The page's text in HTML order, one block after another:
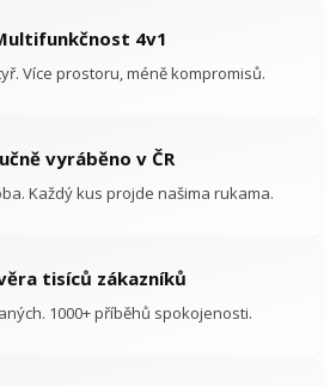
4v1
Více prostoru, méně kompromisů.
vyráběno v ČR
Každý kus projde našima rukama.
tisíců zákazníků
1000+ příběhů spokojenosti.